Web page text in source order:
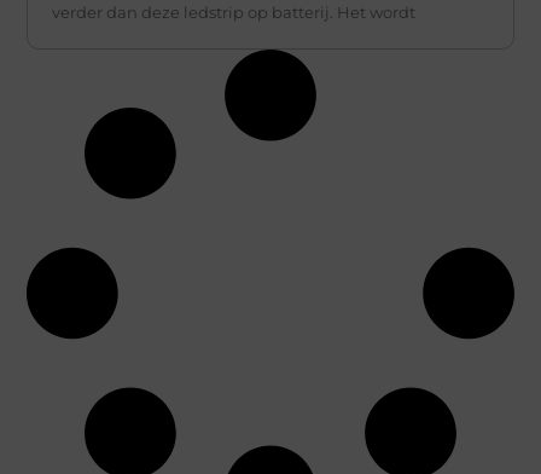
verder dan deze ledstrip op batterij. Het wordt